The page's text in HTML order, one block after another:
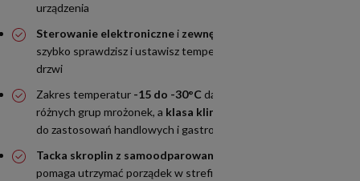
urządzenia
Sterowanie elektronicznei zewnętrzny panel cyfrowy
szybko sprawdzisz i ustawisz temperaturę bez otwierania
drzwi
Zakres temperatur -15 do -30°C daje elastyczność dla
różnych grup mrożonek, a klasa klimatyczna 3
do zastosowań handlowych i gastronomicznych
Tacka skroplin z samoodparowaniem
pomaga utrzymać porządek w strefie ekspozycji